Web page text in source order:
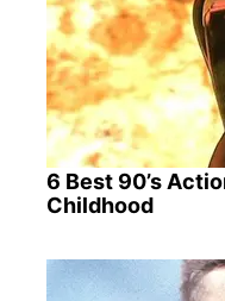
6 Best 90’s
Childhood